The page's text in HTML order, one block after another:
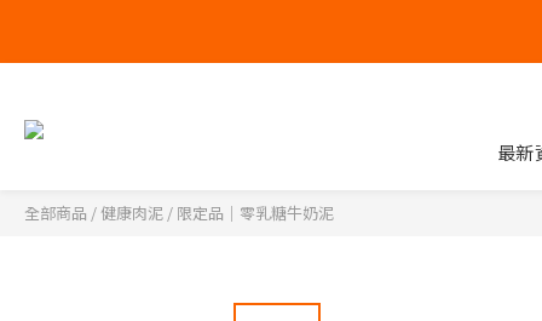
最新
全部商品 /健康肉泥 / 限定品｜零乳糖牛奶泥